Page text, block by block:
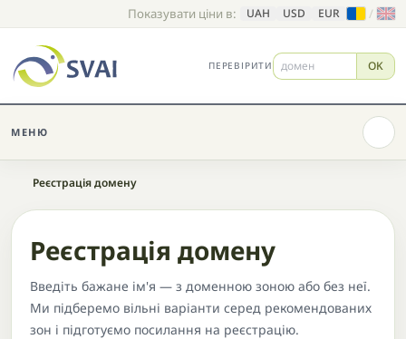
Показувати ціни в: UAH USD EUR /
ПЕРЕВІРИТИ OK
МЕНЮ
Головна
Реєстрація домену
Реєстрація домену
Введіть бажане ім'я — з доменною зоною або без неї.
Ми підберемо вільні варіанти серед рекомендованих
зон і підготуємо посилання на реєстрацію.